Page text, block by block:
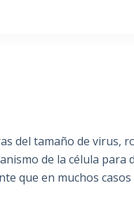
del tamaño de virus,
de la célula para
que en muchos